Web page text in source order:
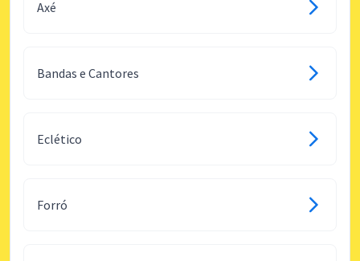
Axé
Bandas e Cantores
Eclético
Forró